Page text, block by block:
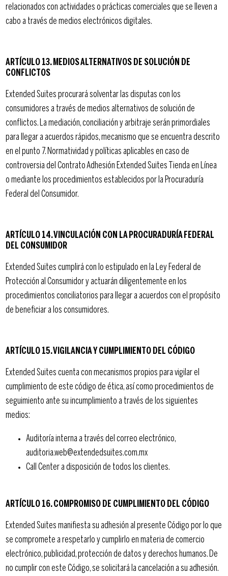
relacionados con actividades o prácticas comerciales que se lleven a
cabo a través de medios electrónicos digitales.
ARTÍCULO 13. MEDIOS ALTERNATIVOS DE SOLUCIÓN DE
CONFLICTOS
Extended Suites procurará solventar las disputas con los
consumidores a través de medios alternativos de solución de
conflictos. La mediación, conciliación y arbitraje serán primordiales
para llegar a acuerdos rápidos, mecanismo que se encuentra descrito
en el punto 7. Normatividad y políticas aplicables en caso de
controversia del Contrato Adhesión Extended Suites Tienda en Línea
o mediante los procedimientos establecidos por la Procuraduría
Federal del Consumidor.
ARTÍCULO 14. VINCULACIÓN CON LA PROCURADURÍA FEDERAL
DEL CONSUMIDOR
Extended Suites cumplirá con lo estipulado en la Ley Federal de
Protección al Consumidor y actuarán diligentemente en los
procedimientos conciliatorios para llegar a acuerdos con el propósito
de beneficiar a los consumidores.
ARTÍCULO 15. VIGILANCIA Y CUMPLIMIENTO DEL CÓDIGO
Extended Suites cuenta con mecanismos propios para vigilar el
cumplimiento de este código de ética, así como procedimientos de
seguimiento ante su incumplimiento a través de los siguientes
medios:
Auditoría interna a través del correo electrónico,
auditoria.web@extendedsuites.com.mx
Call Center a disposición de todos los clientes.
ARTÍCULO 16. COMPROMISO DE CUMPLIMIENTO DEL CÓDIGO
Extended Suites manifiesta su adhesión al presente Código por lo que
se compromete a respetarlo y cumplirlo en materia de comercio
electrónico, publicidad, protección de datos y derechos humanos. De
no cumplir con este Código, se solicitará la cancelación a su adhesión.